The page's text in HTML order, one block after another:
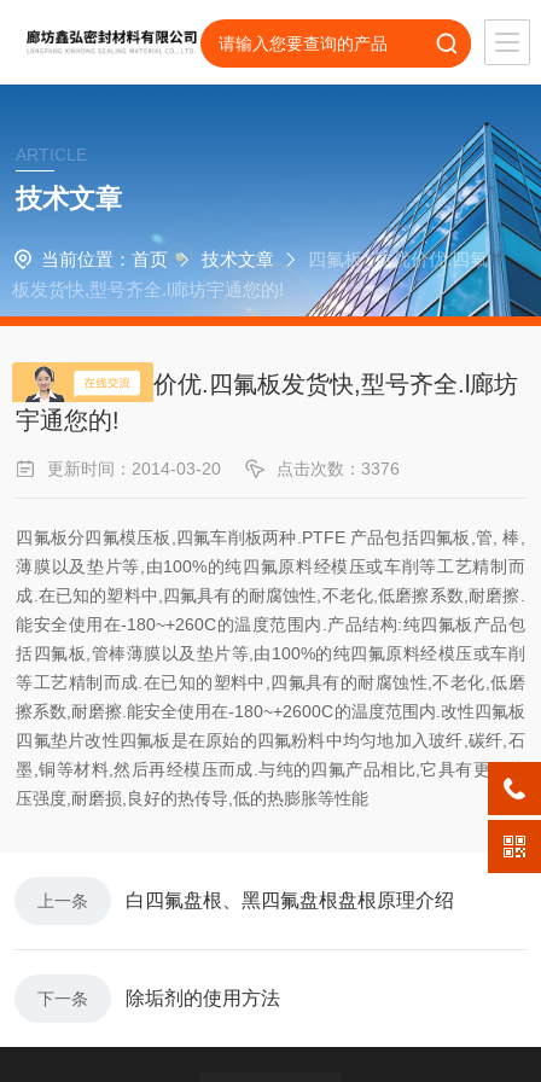
ARTICLE
技术文章
当前位置： 首页 技术文章
四氟板*,质优价优.四氟
板发货快,型号齐全.l廊坊宇通您的!
四氟板*,质优价优.四氟板发货快,型号齐全.l廊坊
宇通您的!
更新时间：2014-03-20 点击次数：3376
四氟板分四氟模压板,四氟车削板两种.PTFE 产品包括四氟板,管, 棒,
薄膜以及垫片等,由100%的纯四氟原料经模压或车削等工艺精制而
成.在已知的塑料中,四氟具有的耐腐蚀性,不老化,低磨擦系数,耐磨擦.
能安全使用在-180~+260C的温度范围内.产品结构:纯四氟板产品包
括四氟板,管棒薄膜以及垫片等,由100%的纯四氟原料经模压或车削
等工艺精制而成.在已知的塑料中,四氟具有的耐腐蚀性,不老化,低磨
擦系数,耐磨擦.能安全使用在-180~+2600C的温度范围内.改性四氟板
四氟垫片改性四氟板是在原始的四氟粉料中均匀地加入玻纤,碳纤,石
墨,铜等材料,然后再经模压而成.与纯的四氟产品相比,它具有更的抗
压强度,耐磨损,良好的热传导,低的热膨胀等性能
上一条 白四氟盘根、黑四氟盘根盘根原理介绍
下一条 除垢剂的使用方法